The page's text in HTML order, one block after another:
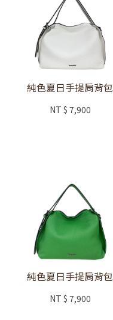
純色夏日手提肩背包
NT $ 7,900
純色夏日手提肩背包
NT $ 7,900